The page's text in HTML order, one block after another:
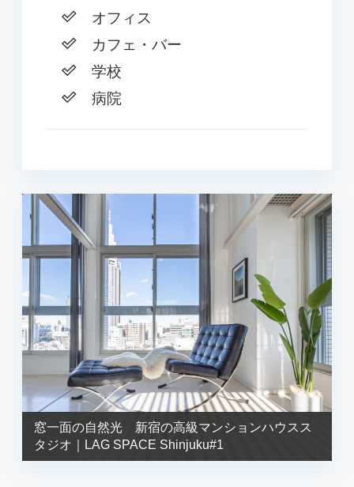
オフィス
カフェ・バー
学校
病院
窓一面の自然光 新宿の高級マンションハウスス
タジオ｜LAG SPACE Shinjuku#1